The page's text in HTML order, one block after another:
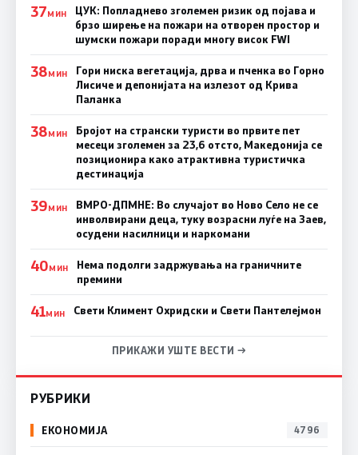
37МИН
ЦУК: Попладнево зголемен ризик од појава и
брзо ширење на пожари на отворен простор и
шумски пожари поради многу висок FWI
38МИН
Гори ниска вегетација, дрва и пченка во Горно
Лисиче и депонијата на излезот од Крива
Паланка
38МИН
Бројот на странски туристи во првите пет
месеци зголемен за 23,6 отсто, Македонија се
позиционира како атрактивна туристичка
дестинација
39МИН
ВМРО-ДПМНЕ: Во случајот во Ново Село не се
инволвирани деца, туку возрасни луѓе на Заев,
осудени насилници и наркомани
40МИН
Нема подолги задржувања на граничните
премини
41МИН Свети Климент Охридски и Свети Пантелејмон
ПРИКАЖИ УШТЕ ВЕСТИ →
РУБРИКИ
ЕКОНОМИЈА 4796